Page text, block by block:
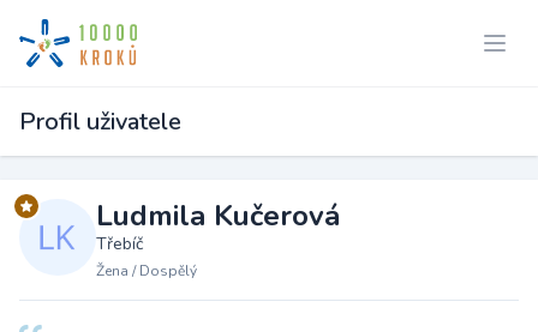
Profil uživatele
Ludmila Kučerová
Třebíč
Žena / Dospělý